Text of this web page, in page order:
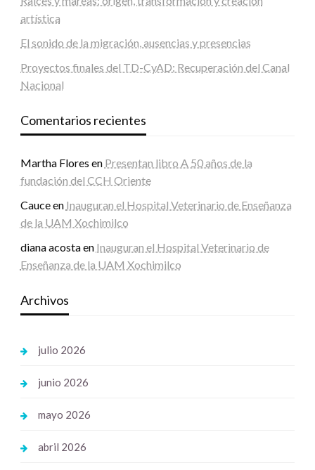
artística
El sonido de la migración, ausencias y presencias
Proyectos finales del TD-CyAD: Recuperación del Canal
Nacional
Comentarios recientes
Martha Flores en Presentan libro A 50 años de la
fundación del CCH Oriente
Cauceen Inauguran el Hospital Veterinario de Enseñanza
de la UAM Xochimilco
diana acostaen Inauguran el Hospital Veterinario de
Enseñanza de la UAM Xochimilco
Archivos
julio 2026
junio 2026
mayo 2026
abril 2026